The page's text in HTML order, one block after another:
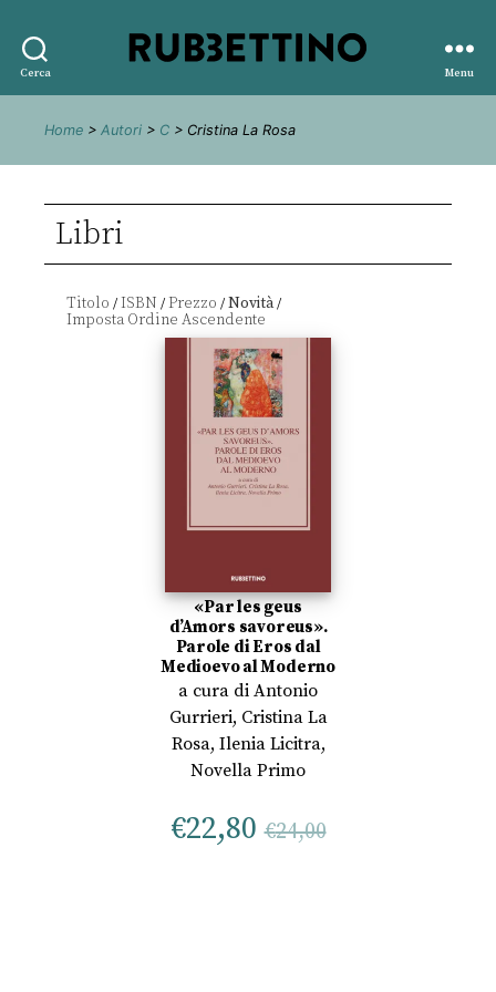
Cerca
editore
Menu
Home > Autori > C > Cristina La Rosa
Libri
Titolo /ISBN /Prezzo /Novità/
«Par les geus
d’Amors savoreus».
Parole di Eros dal
Medioevo al Moderno
a cura di Antonio
Gurrieri, Cristina La
Rosa, Ilenia Licitra,
Novella Primo
€22,80 €24,00